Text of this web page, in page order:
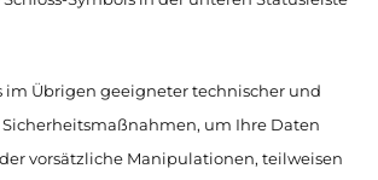
im Übrigen geeigneter technischer und
um Ihre Daten
vorsätzliche Manipulationen, teilweisen